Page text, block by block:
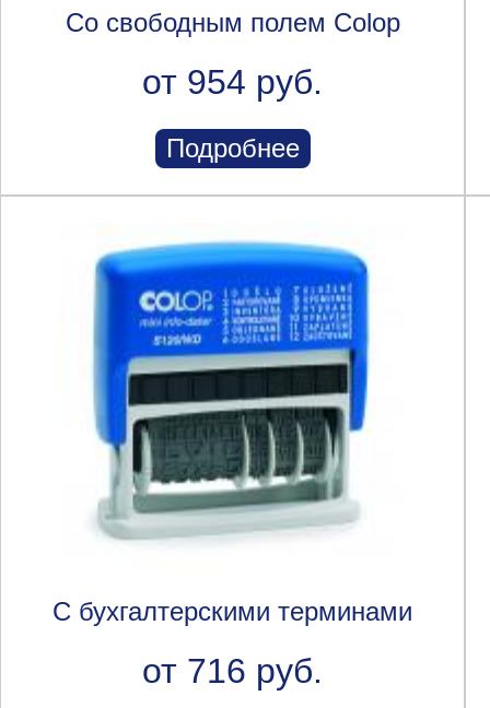
Со свободным полем Colop
от 954 руб.
Подробнее
С бухгалтерскими терминами
от 716 руб.